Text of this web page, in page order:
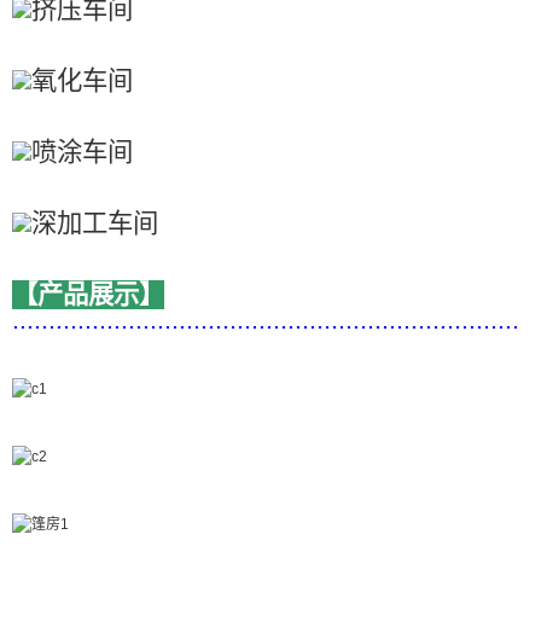
【产品展示】
......................................................................